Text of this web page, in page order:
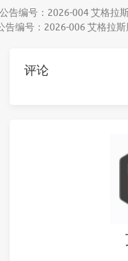
公告编号：2026-004 艾格拉
告编号：2026-006 艾格拉
评论